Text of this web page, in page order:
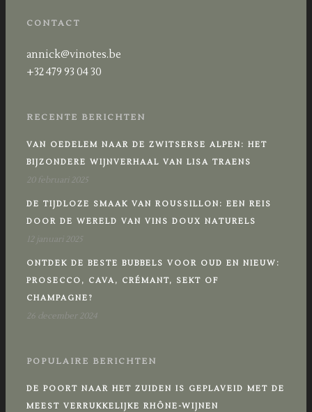
CONTACT
annick@vinotes.be
+32 479 93 04 30
RECENTE BERICHTEN
VAN OEDELEM NAAR DE ZWITSERSE ALPEN: HET
BIJZONDERE WIJNVERHAAL VAN LISA TRAENS
20 februari 2025
DE TIJDLOZE SMAAK VAN ROUSSILLON: EEN REIS
DOOR DE WERELD VAN VINS DOUX NATURELS
12 januari 2025
ONTDEK DE BESTE BUBBELS VOOR OUD EN NIEUW:
PROSECCO, CAVA, CRÉMANT, SEKT OF
CHAMPAGNE?
26 december 2024
POPULAIRE BERICHTEN
DE POORT NAAR HET ZUIDEN IS GEPLAVEID MET DE
MEEST VERRUKKELIJKE RHÔNE-WIJNEN